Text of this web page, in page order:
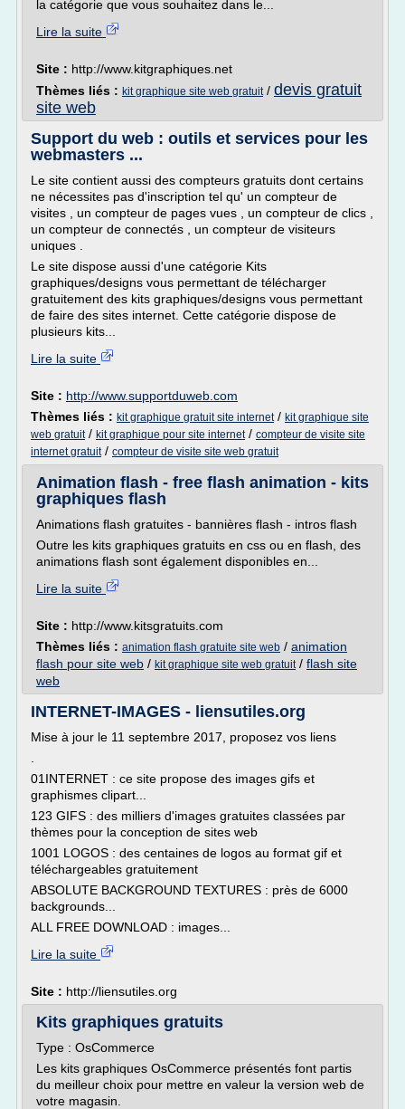
la catégorie que vous souhaitez dans le...
Lire la suite
Site : http://www.kitgraphiques.net
Thèmes liés : kit graphique site web gratuit/ devis gratuit
site web
Support du web : outils et services pour les
webmasters ...
Le site contient aussi des compteurs gratuits dont certains
ne nécessites pas d'inscription tel qu' un compteur de
visites , un compteur de pages vues , un compteur de clics ,
un compteur de connectés , un compteur de visiteurs
uniques .
Le site dispose aussi d'une catégorie Kits
graphiques/designs vous permettant de télécharger
gratuitement des kits graphiques/designs vous permettant
de faire des sites internet. Cette catégorie dispose de
plusieurs kits...
Lire la suite
Site : http://www.supportduweb.com
Thèmes liés : kit graphique gratuit site internet/ kit graphique site
web gratuit/ kit graphique pour site internet/ compteur de visite site
internet gratuit/ compteur de visite site web gratuit
Animation flash - free flash animation - kits
graphiques flash
Animations flash gratuites - bannières flash - intros flash
Outre les kits graphiques gratuits en css ou en flash, des
animations flash sont également disponibles en...
Lire la suite
Site : http://www.kitsgratuits.com
Thèmes liés : animation flash gratuite site web / animation
flash pour site web / kit graphique site web gratuit/ flash site
web
INTERNET-IMAGES - liensutiles.org
Mise à jour le 11 septembre 2017, proposez vos liens
01INTERNET : ce site propose des images gifs et
graphismes clipart...
123 GIFS : des milliers d'images gratuites classées par
thèmes pour la conception de sites web
1001 LOGOS : des centaines de logos au format gif et
téléchargeables gratuitement
ABSOLUTE BACKGROUND TEXTURES : près de 6000
backgrounds...
ALL FREE DOWNLOAD : images...
Lire la suite
Site : http://liensutiles.org
Kits graphiques gratuits
Type : OsCommerce
Les kits graphiques OsCommerce présentés font partis
du meilleur choix pour mettre en valeur la version web de
votre magasin.